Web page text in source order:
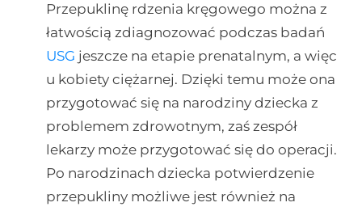
Przepuklinę rdzenia kręgowego można z
łatwością zdiagnozować podczas badań
USG jeszcze na etapie prenatalnym, a więc
u kobiety ciężarnej. Dzięki temu może ona
przygotować się na narodziny dziecka z
problemem zdrowotnym, zaś zespół
lekarzy może przygotować się do operacji.
Po narodzinach dziecka potwierdzenie
przepukliny możliwe jest również na